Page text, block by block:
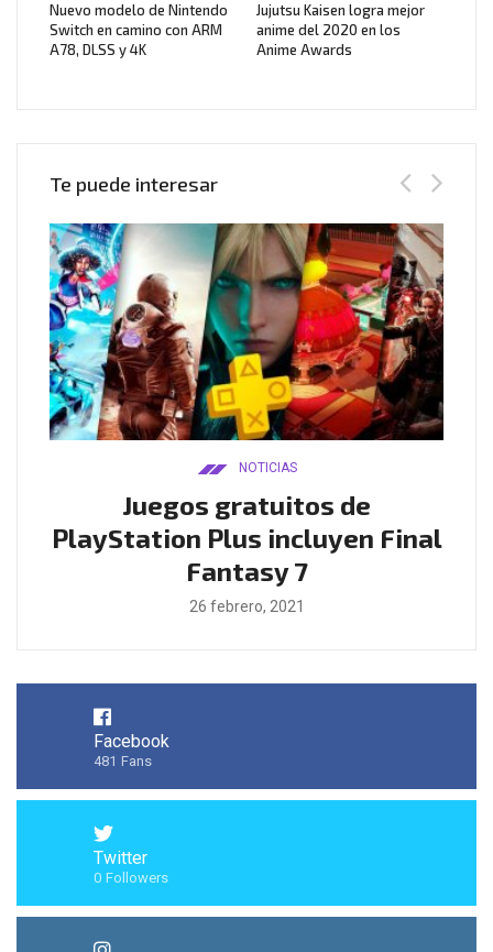
Nuevo modelo de Nintendo
Switch en camino con ARM
A78, DLSS y 4K
Jujutsu Kaisen logra mejor
anime del 2020 en los
Anime Awards
Te puede interesar
NOTICIAS
Juegos gratuitos de
PlayStation Plus incluyen Final
Fantasy 7
26 febrero, 2021
Facebook
481 Fans
Twitter
0 Followers